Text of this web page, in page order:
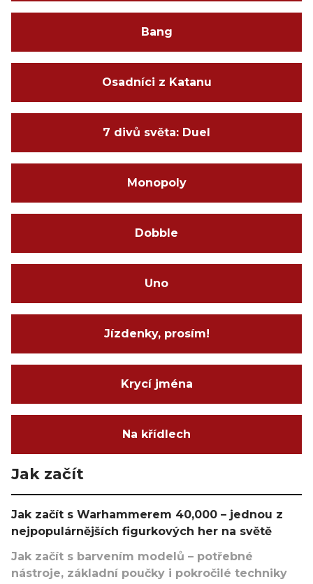
Bang
Osadníci z Katanu
7 divů světa: Duel
Monopoly
Dobble
Uno
Jízdenky, prosím!
Krycí jména
Na křídlech
Jak začít
Jak začít s Warhammerem 40,000 – jednou z
nejpopulárnějších figurkových her na světě
Jak začít s barvením modelů – potřebné
nástroje, základní poučky i pokročilé techniky